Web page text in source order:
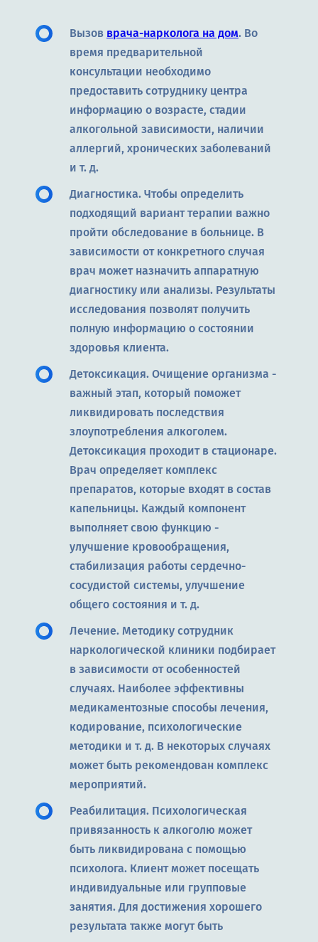
Вызов врача-нарколога на дом. Во
время предварительной
консультации необходимо
предоставить сотруднику центра
информацию о возрасте, стадии
алкогольной зависимости, наличии
аллергий, хронических заболеваний
и т. д.
Диагностика. Чтобы определить
подходящий вариант терапии важно
пройти обследование в больнице. В
зависимости от конкретного случая
врач может назначить аппаратную
диагностику или анализы. Результаты
исследования позволят получить
полную информацию о состоянии
здоровья клиента.
Детоксикация. Очищение организма -
важный этап, который поможет
ликвидировать последствия
злоупотребления алкоголем.
Детоксикация проходит в стационаре.
Врач определяет комплекс
препаратов, которые входят в состав
капельницы. Каждый компонент
выполняет свою функцию -
улучшение кровообращения,
стабилизация работы сердечно-
сосудистой системы, улучшение
общего состояния и т. д.
Лечение. Методику сотрудник
наркологической клиники подбирает
в зависимости от особенностей
случаях. Наиболее эффективны
медикаментозные способы лечения,
кодирование, психологические
методики и т. д. В некоторых случаях
может быть рекомендован комплекс
мероприятий.
Реабилитация. Психологическая
привязанность к алкоголю может
быть ликвидирована с помощью
психолога. Клиент может посещать
индивидуальные или групповые
занятия. Для достижения хорошего
результата также могут быть